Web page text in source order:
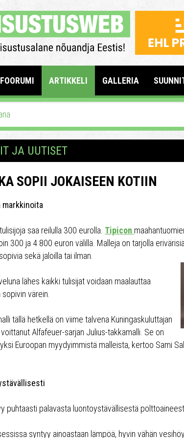
FOORUMI ARTIKKELI GALLERIA
JA UUTISET
SOPII JOKAISEEN KOTIIN
saa reilulla 300 eurolla. Tipicon
300 ja 4 800 euron välillä. Malleja on tarjolla
sekä jaloilla tai ilman.
lähes kaikki tulisijat voidaan maalauttaa
värein.
tällä hetkellä on viime talvena Kuningaskuluttajan
Alfafeuer-sarjan Julius-takkamalli. Se on
Euroopan myydyimmistä malleista, kertoo Sami
puhtaasti palavasta luontoystävällisestä
syntyy ainoastaan lämpöä, hyvin vähän